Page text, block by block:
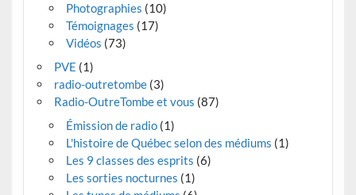
Photographies (10)
Témoignages (17)
Vidéos (73)
PVE (1)
radio-outretombe(3)
Radio-OutreTombe et vous (87)
Émission de radio(1)
L'histoire de Québec selon des médiums (1)
Les 9 classes des esprits (6)
Les sorties nocturnes (1)